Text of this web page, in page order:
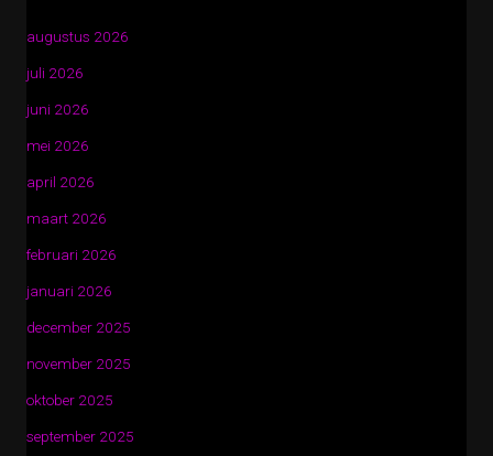
augustus 2026
juli 2026
juni 2026
mei 2026
april 2026
maart 2026
februari 2026
januari 2026
december 2025
november 2025
oktober 2025
september 2025